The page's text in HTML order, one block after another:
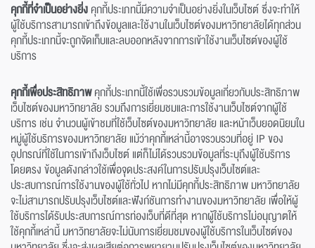
คุกกี้ที่จำเป็นอย่างยิ่งคุกกี้ประเภทนี้มีความจำเป็นอย่างยิ่งในเว็บไซต์ ซึ่งจะทำให้
ผู้ใช้บริการสามารถเข้าถึงข้อมูลและใช้งานในเว็บไซต์ของมหาวิทยาลัยได้ทุกส่วน
คุกกี้ประเภทนี้จะถูกจัดเก็บและลบออกหลังจากการเข้าใช้งานเว็บไซต์ของผู้ใช้
บริการ
คุกกี้เพื่อประสิทธิภาพคุกกี้ประเภทนี้ใช้เพื่อรวบรวมข้อมูลเกี่ยวกับประสิทธิภาพ
เว็บไซต์ของมหาวิทยาลัย รวมถึงการเยี่ยมชมและการใช้งานเว็บไซต์จากผู้ใช้
บริการ เช่น จำนวนผู้เข้าชมที่ใช้เว็บไซต์ของมหาวิทยาลัย และหน้าเว็บยอดนิยมใน
หมู่ผู้ใช้บริการของมหาวิทยาลัย แม้ว่าคุกกี้เหล่านี้อาจรวบรวมที่อยู่ IP ของ
อุปกรณ์ที่ใช้ในการเข้าถึงเว็บไซต์ แต่ก็ไม่ได้รวบรวมข้อมูลที่ระบุถึงผู้ใช้บริการ
โดยตรง ข้อมูลดังกล่าวใช้เพื่อจุดประสงค์ในการปรับปรุงเว็บไซต์และ
ประสบการณ์การใช้งานของผู้ใช้ทั่วไป หากไม่มีคุกกี้ประสิทธิภาพ มหาวิทยาลัย
จะไม่สามารถปรับปรุงเว็บไซต์และฟังก์ชันการทำงานของมหาวิทยาลัย เพื่อให้ผู้
ใช้บริการได้รับประสบการณ์การท่องเว็บที่ดีที่สุด หากผู้ใช้บริการไม่อนุญาตให้
ใช้คุกกี้เหล่านี้ มหาวิทยาลัยจะไม่นับการเยี่ยมชมของผู้ใช้บริการในเว็บไซต์ของ